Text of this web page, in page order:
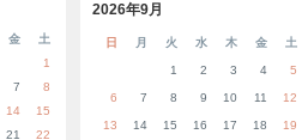
金
土
1
7
8
14
15
21 22
2026年9月
日 月 火 水 木 金 土
1 2 3 4 5
6 7 8 9 10 11 12
13 14 15 16 17 18 19